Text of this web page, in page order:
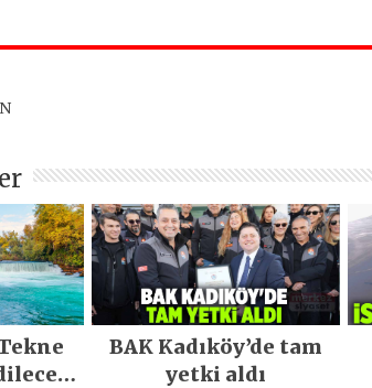
BAK Kadıköy’de tam
yetki aldı